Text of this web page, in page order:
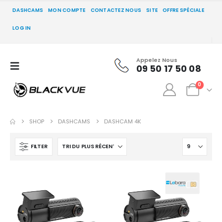
DASHCAMS MON COMPTE CONTACTEZ NOUS SITE OFFRE SPÉCIALE
LOG IN
Appelez Nous
09 50 17 50 08
0
SHOP DASHCAMS DASHCAM 4K
FILTER